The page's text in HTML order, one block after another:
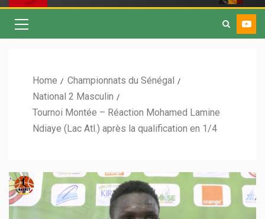
Home
Championnats du Sénégal
National 2 Masculin
Tournoi Montée – Réaction Mohamed Lamine
Ndiaye (Lac Atl.) après la qualification en 1/4